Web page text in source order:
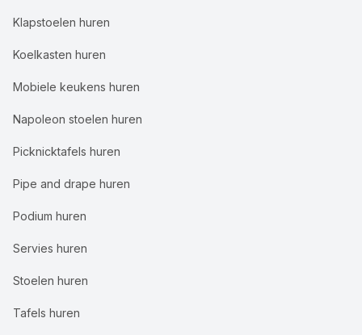
Klapstoelen huren
Koelkasten huren
Mobiele keukens huren
Napoleon stoelen huren
Picknicktafels huren
Pipe and drape huren
Podium huren
Servies huren
Stoelen huren
Tafels huren